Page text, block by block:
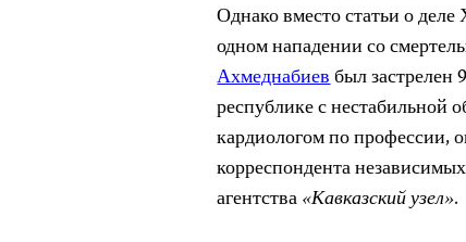
Однако вместо статьи о
одном нападении со
Ахмеднабиевбыл застрелен
республике с нестабильной
кардиологом по профессии,
корреспондента
агентства«Кавказский узел».